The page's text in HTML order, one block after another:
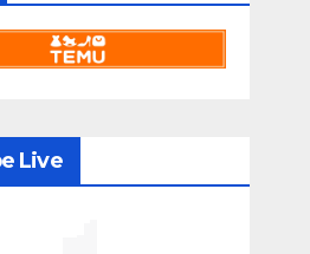
Live